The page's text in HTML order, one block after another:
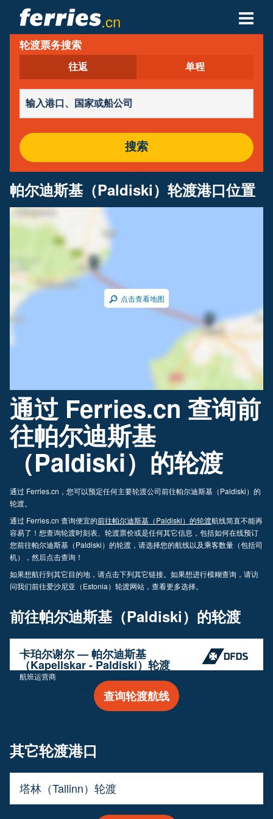
.cn
轮渡公司
轮渡目的地
轮渡航线
轮渡港口
管理预定
轮渡票务搜索
往返 单程
搜索
帕尔迪斯基（Paldiski）轮渡港口位置
点击查看地图
通过 Ferries.cn 查询前
往帕尔迪斯基
（Paldiski）的轮渡
通过 Ferries.cn，您可以预定任何主要轮渡公司前往帕尔迪斯基（Paldiski）的
轮渡。
通过 Ferries.cn 查询便宜的前往帕尔迪斯基（Paldiski）的轮渡航线简直不能再
容易了！想查询轮渡时刻表、轮渡票价或是任何其它信息，包括如何在线预订
您前往帕尔迪斯基（Paldiski）的轮渡，请选择您的航线以及乘客数量（包括司
机），然后点击查询！
如果想航行到其它目的地，请点击下列其它链接。如果想进行模糊查询，请访
问我们前往爱沙尼亚（Estonia）轮渡网站，查看更多选择。
前往帕尔迪斯基（Paldiski）的轮渡
卡珀尔谢尔 — 帕尔迪斯基
（Kapellskar - Paldiski）轮渡
航班运营商
DFDS Seaways 查询轮渡航线
其它轮渡港口
塔林（Tallinn）轮渡